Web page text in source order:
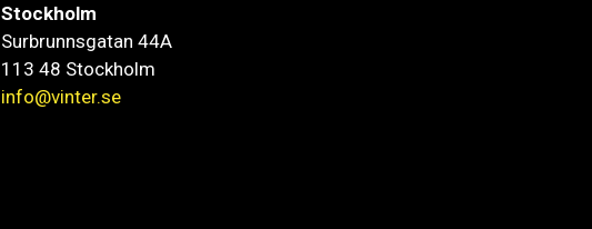
Stockholm
Surbrunnsgatan 44A
113 48 Stockholm
info@vinter.se